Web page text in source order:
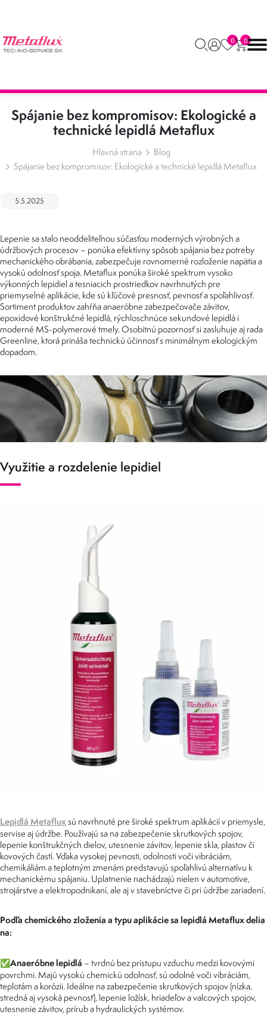
0 0
Spájanie bez kompromisov: Ekologické a
technické lepidlá Metaflux
Hlavná strana
Blog
Spájanie bez kompromisov: Ekologické a technické lepidlá Metaflux
5.5.2025
Lepenie sa stalo neoddeliteľnou súčasťou moderných výrobných a
údržbových procesov – ponúka efektívny spôsob spájania bez potreby
mechanického obrábania, zabezpečuje rovnomerné rozloženie napätia a
vysokú odolnosť spoja. Metaflux ponúka široké spektrum vysoko
výkonných lepidiel a tesniacich prostriedkov navrhnutých pre
priemyselné aplikácie, kde sú kľúčové presnosť, pevnosť a spoľahlivosť.
Sortiment produktov zahŕňa anaeróbne zabezpečovače závitov,
epoxidové konštrukčné lepidlá, rýchloschnúce sekundové lepidlá i
moderné MS-polymerové tmely. Osobitnú pozornosť si zasluhuje aj rada
Greenline, ktorá prináša technickú účinnosť s minimálnym ekologickým
dopadom.
Využitie a rozdelenie lepidiel
Lepidlá Metafluxsú navrhnuté pre široké spektrum aplikácií v priemysle,
servise aj údržbe. Používajú sa na zabezpečenie skrutkových spojov,
lepenie konštrukčných dielov, utesnenie závitov, lepenie skla, plastov či
kovových častí. Vďaka vysokej pevnosti, odolnosti voči vibráciám,
chemikáliám a teplotným zmenám predstavujú spoľahlivú alternatívu k
mechanickému spájaniu. Uplatnenie nachádzajú nielen v automotive,
strojárstve a elektropodnikaní, ale aj v stavebníctve či pri údržbe zariadení.
Podľa chemického zloženia a typu aplikácie sa lepidlá Metaflux delia
na:
✅Anaeróbne lepidlá – tvrdnú bez prístupu vzduchu medzi kovovými
povrchmi. Majú vysokú chemickú odolnosť, sú odolné voči vibráciám,
teplotám a korózii. Ideálne na zabezpečenie skrutkových spojov (nízka,
stredná aj vysoká pevnosť), lepenie ložísk, hriadeľov a valcových spojov,
utesnenie závitov, prírub a hydraulických systémov.